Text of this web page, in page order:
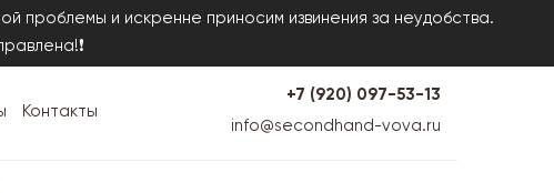
проблемы и искренне приносим извинения за неудобства.
Контакты
+7 (920) 097-53-13
info@secondhand-vova.ru